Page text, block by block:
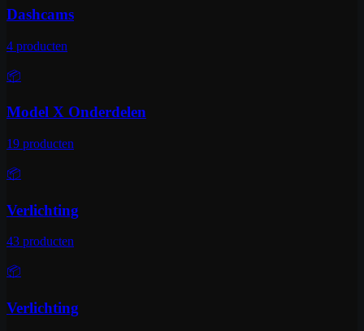
Dashcams
4 producten
📦
Model X Onderdelen
19 producten
📦
Verlichting
43 producten
📦
Verlichting